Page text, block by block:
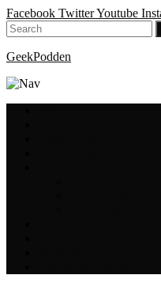
Facebook TwitterYoutube
GeekPodden